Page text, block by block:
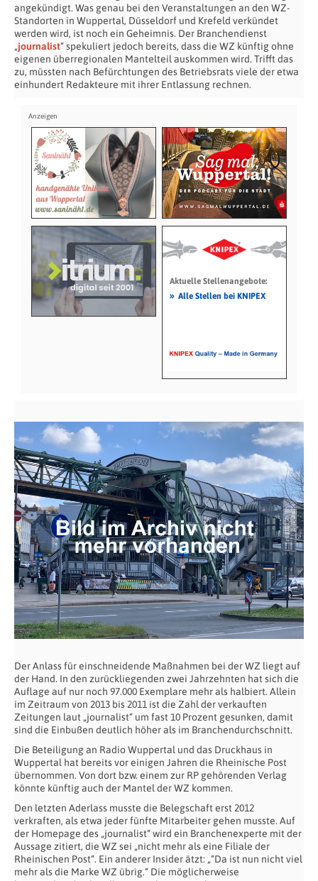
angekündigt. Was genau bei den Veranstaltungen an den WZ-
Standorten in Wuppertal, Düsseldorf und Krefeld verkündet
werden wird, ist noch ein Geheimnis. Der Branchendienst
„journalist“ spekuliert jedoch bereits, dass die WZ künftig ohne
eigenen überregionalen Mantelteil auskommen wird. Trifft das
zu, müssten nach Befürchtungen des Betriebsrats viele der etwa
einhundert Redakteure mit ihrer Entlassung rechnen.
Aktuelle Stellenangebote:
» Alle Stellen bei KNIPEX
Der Anlass für einschneidende Maßnahmen bei der WZ liegt auf
der Hand. In den zurückliegenden zwei Jahrzehnten hat sich die
Auflage auf nur noch 97.000 Exemplare mehr als halbiert. Allein
im Zeitraum von 2013 bis 2011 ist die Zahl der verkauften
Zeitungen laut „journalist“ um fast 10 Prozent gesunken, damit
sind die Einbußen deutlich höher als im Branchendurchschnitt.
Die Beteiligung an Radio Wuppertal und das Druckhaus in
Wuppertal hat bereits vor einigen Jahren die Rheinische Post
übernommen. Von dort bzw. einem zur RP gehörenden Verlag
könnte künftig auch der Mantel der WZ kommen.
Den letzten Aderlass musste die Belegschaft erst 2012
verkraften, als etwa jeder fünfte Mitarbeiter gehen musste. Auf
der Homepage des „journalist“ wird ein Branchenexperte mit der
Aussage zitiert, die WZ sei „nicht mehr als eine Filiale der
Rheinischen Post“. Ein anderer Insider ätzt: „“Da ist nun nicht viel
mehr als die Marke WZ übrig.“ Die möglicherweise